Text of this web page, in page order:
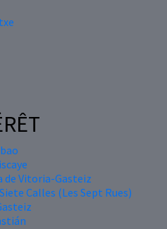
de Vitoria-Gasteiz
Calles (Les Sept Rues)